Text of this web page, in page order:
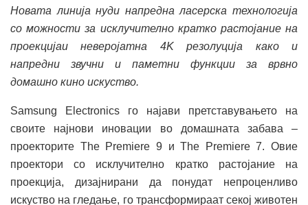
Новата линија нуди напредна ласерска технологија
со можности за исклучително кратко растојание на
проекцијаи неверојатна 4K резолуција како и
напредни звучни и паметни функции за врвно
домашно кино искуство.
Samsung Electronics го најави претставувањето на
своите најнови иновации во домашната забава –
проекторите The Premiere 9 и The Premiere 7. Овие
проектори со исклучително кратко растојание на
проекција, дизајнирани да понудат непроценливо
искуство на гледање, го трансформираат секој животен